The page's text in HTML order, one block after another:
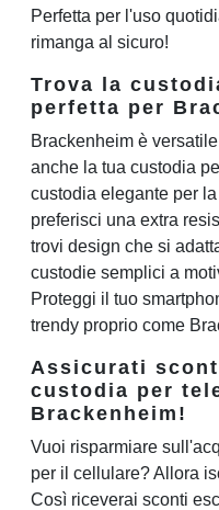
Perfetta per l'uso
rimanga al sicuro!
Trova la
perfetta per
Brackenheim è
anche la tua custodia
custodia elegante per
preferisci una extra
trovi design che si
custodie semplici a
Proteggi il tuo
trendy proprio come
Assicurati
custodia per
Brackenheim!
Vuoi risparmiare
per il cellulare? Allora
Così riceverai sconti